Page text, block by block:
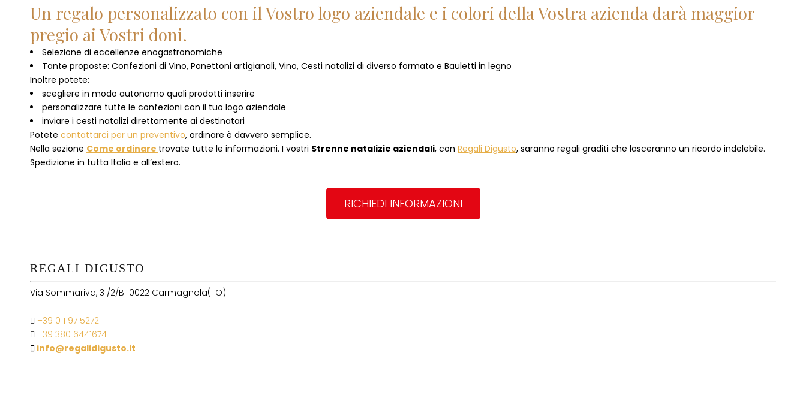
Un regalo personalizzato con il Vostro logo aziendale e i colori della Vostra azienda darà maggior
pregio ai Vostri doni.
Selezione di eccellenze enogastronomiche
Tante proposte: Confezioni di Vino, Panettoni artigianali, Vino, Cesti natalizi di diverso formato e Bauletti in legno
Inoltre potete:
scegliere in modo autonomo quali prodotti inserire
personalizzare tutte le confezioni con il tuo logo aziendale
inviare i cesti natalizi direttamente ai destinatari
Potete contattarci per un preventivo, ordinare è davvero semplice.
Nella sezione Come ordinare trovate tutte le informazioni. I vostri Strenne natalizie aziendali, con Regali Digusto, saranno regali graditi che lasceranno un ricordo indelebile.
Spedizione in tutta Italia e all’estero.
RICHIEDI INFORMAZIONI
REGALI DIGUSTO
Via Sommariva, 31/2/B 10022 Carmagnola(TO)
+39 011 9715272
+39 380 6441674
info@regalidigusto.it